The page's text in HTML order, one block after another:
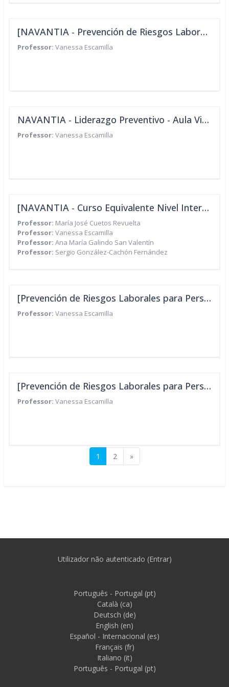
[NAVANTIA - Prevención de Riesgos Laborales para Directivos del Sector del Metal]
Professor: Vanessa Escamilla
NAVANTIA - Liderazgo Preventivo - Aula Virtual
Professor: Vanessa Escamilla
[NAVANTIA - Curso Equivalente Nivel Intermedio PRL]
Professor: María José Cuetos Revuelta
Professor: Vanessa Escamilla
Professor: Ana María Galindo San Valentín
Professor: Sergio González-Cachón Fernández
[Prevención de Riesgos Laborales para Personal de Oficinas de Empresas del Sector de Metal. Formación de Reciclaje - NAVANTIA]
Professor: Vanessa Escamilla
[Prevención de Riesgos Laborales para Personal de Oficinas de Empresas del Sector de Metal - NAVANTIA]
Professor: Vanessa Escamilla
1 Página 1
2Página 2
»Página seguinte
Utilizador não autenticado (Entrar)
Português - Portugal ‎(pt)‎
Català ‎(ca)‎
Deutsch ‎(de)‎
English ‎(en)‎
Español - Internacional ‎(es)‎
Français ‎(fr)‎
Italiano ‎(it)‎
Português - Portugal ‎(pt)‎